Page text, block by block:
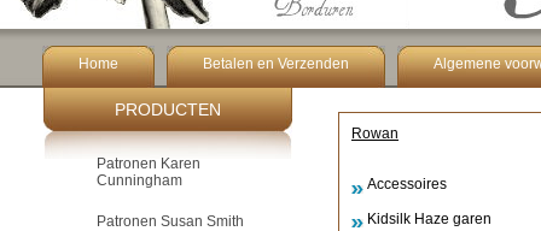
Home Betalen en Verzenden Algemene
PRODUCTEN
Patronen Karen
Cunningham
Patronen Susan Smith
Rowan
Accessoires
Kidsilk Haze garen